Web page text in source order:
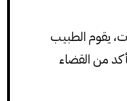
يقوم الطبيب
من القضاء